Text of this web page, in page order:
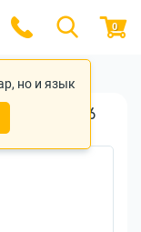
но и язык
0
PR-4005-6